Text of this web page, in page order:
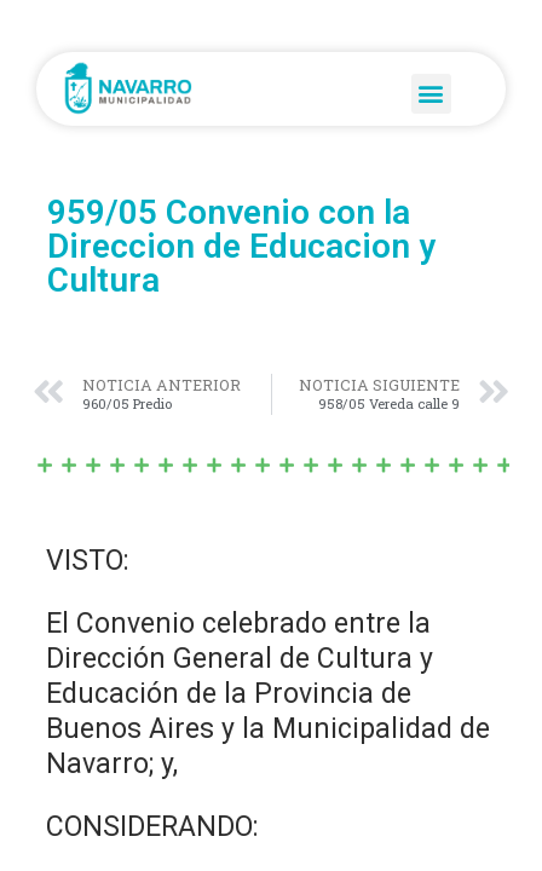
959/05 Convenio con la
Direccion de Educacion y
Cultura
NOTICIA ANTERIOR
960/05 Predio
NOTICIA SIGUIENTE
958/05 Vereda calle 9
VISTO:
El Convenio celebrado entre la
Dirección General de Cultura y
Educación de la Provincia de
Buenos Aires y la Municipalidad de
Navarro; y,
CONSIDERANDO: